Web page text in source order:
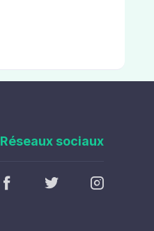
Réseaux sociaux